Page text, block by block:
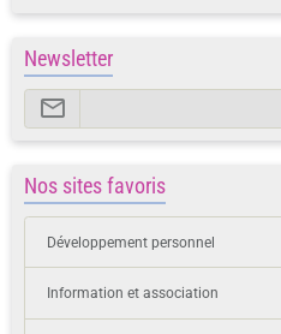
Newsletter
Nos sites favoris
Développement personnel
Information et association